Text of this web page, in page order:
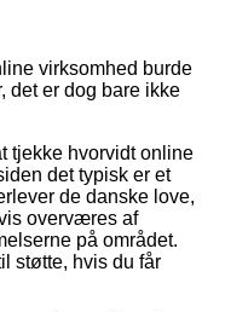
virksomhed burde
det er dog bare ikke
tjekke hvorvidt online
det typisk er et
de danske love,
overværes af
på området.
støtte, hvis du får